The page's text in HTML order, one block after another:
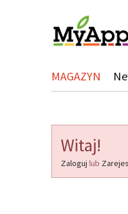
MAGAZYN
Witaj!
Zaloguj lub